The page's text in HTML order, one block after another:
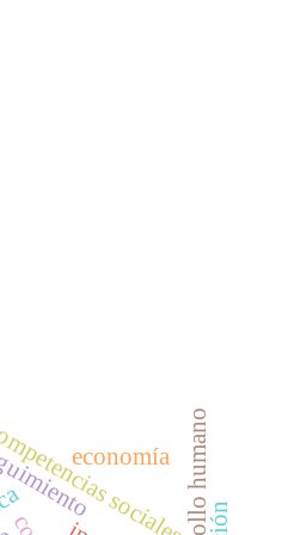
sociales
economía